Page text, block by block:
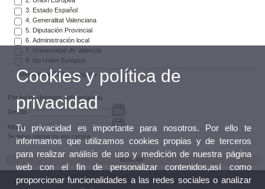
3. Estado Español
4. Generalitat Valenciana
5. Diputación Provincial
6. Administración local
7. Universidad de Valencia
8. No Unión Europea
Seleccionar Todos Ninguno
Por fecha (formato: dd/mm/aaaa)
Desde
hasta
Se deben rellenar los dos campos
Cookies y política de
privacidad
Tu privacidad es importante para nosotros. Por ello te
informamos que utilizamos cookies propias y de terceros
para realizar análisis de uso y medición de nuestra página
web con el fin de personalizar contenidos,así como
proporcionar funcionalidades a las redes sociales o analizar